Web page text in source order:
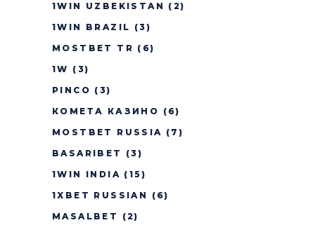
1WIN UZBEKISTAN (2)
1WIN BRAZIL (3)
MOSTBET TR (6)
1W (3)
PINCO (3)
КОМЕТА КАЗИНО (6)
MOSTBET RUSSIA (7)
BASARIBET
(3)
1WIN INDIA (15)
1XBET RUSSIAN
(6)
MASALBET
(2)